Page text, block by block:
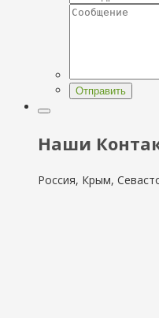
Отправить
Наши
Россия, Крым,